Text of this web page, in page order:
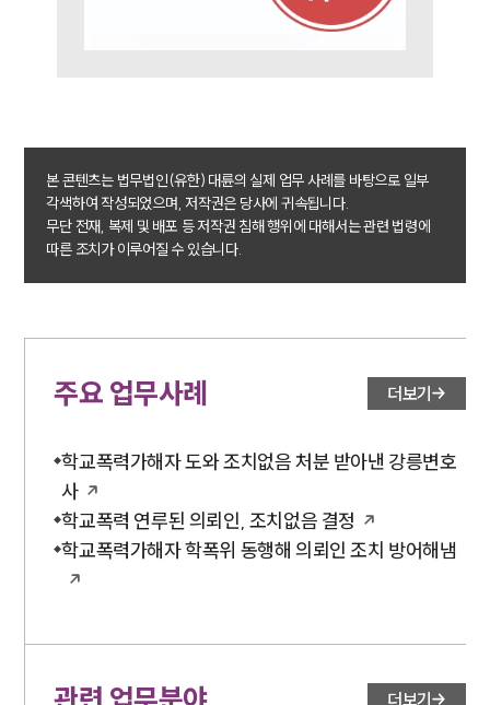
본 콘텐츠는 법무법인(유한) 대륜의 실제 업무 사례를 바탕으로 일부
각색하여 작성되었으며, 저작권은 당사에 귀속됩니다.
무단 전재, 복제 및 배포 등 저작권 침해 행위에 대해서는 관련 법령에
따른 조치가 이루어질 수 있습니다.
주요 업무사례 더보기
학교폭력가해자 도와 조치없음 처분 받아낸 강릉변호
사
학교폭력 연루된 의뢰인, 조치없음 결정
학교폭력가해자 학폭위 동행해 의뢰인 조치 방어해냄
더보기